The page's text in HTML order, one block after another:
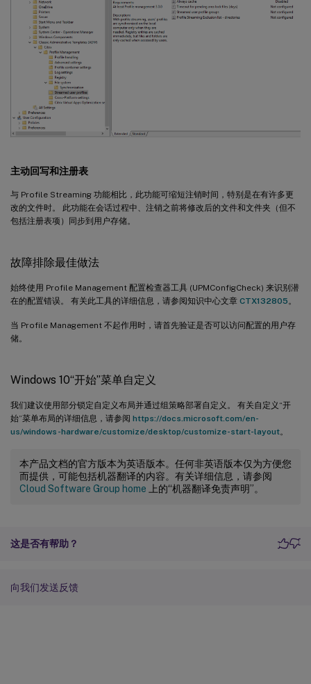
主动回写和注册表
与 Profile Streaming 功能相比，此功能可缩短注销时间，特别是在有许多更
改的文件时。 此功能在会话过程中、注销之前将修改后的文件和文件夹（但不
包括注册表项）同步到用户存储。
故障排除最佳做法
始终使用 Profile Management 配置检查器工具 (UPMConfigCheck) 来识别潜
在的配置错误。 有关此工具的详细信息，请参阅知识中心文章 CTX132805。
当 Profile Management 不起作用时，请首先验证是否可以访问配置的用户存
储。
Windows 10“开始”菜单自定义
我们建议使用部分锁定自定义布局并通过组策略部署自定义。 有关自定义“开
始”菜单布局的详细信息，请参阅 https://docs.microsoft.com/en-
us/windows-hardware/customize/desktop/customize-start-layout。
本产品文档的官方版本为英语版本。任何非英语版本仅为方便您
而提供，可能包括机器翻译的内容。有关详细信息，请参阅
Cloud Software Group home 上的“机器翻译免责声明”。
这是否有帮助？
向我们发送反馈